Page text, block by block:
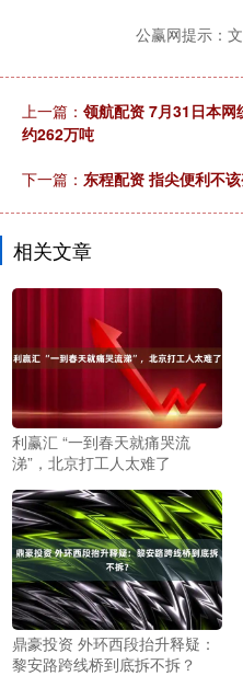
公赢网提示：
上一篇： 领航配资 7月31日本
约262万吨
下一篇： 东程配资 指尖便利不
相关文章
利赢汇 “一到春天就痛哭流
涕”，北京打工人太难了
鼎豪投资 外环西段抬升释疑：
黎安路跨线桥到底拆不拆？